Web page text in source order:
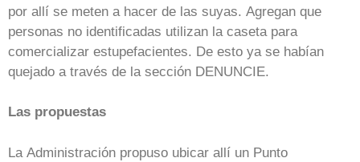
por allí se meten a hacer de las suyas. Agregan que
personas no identificadas utilizan la caseta para
comercializar estupefacientes. De esto ya se habían
quejado a través de la sección DENUNCIE.
Las propuestas
La Administración propuso ubicar allí un Punto